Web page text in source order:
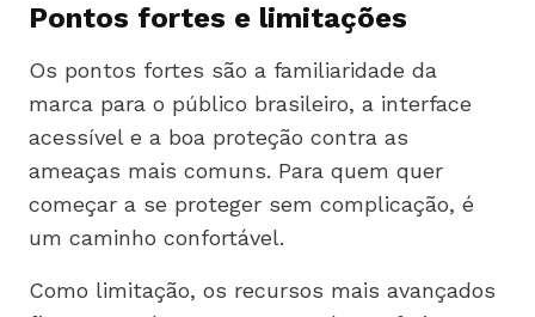
Pontos fortes e limitações
Os pontos fortes são a familiaridade da
marca para o público brasileiro, a interface
acessível e a boa proteção contra as
ameaças mais comuns. Para quem quer
começar a se proteger sem complicação, é
um caminho confortável.
Como limitação, os recursos mais avançados